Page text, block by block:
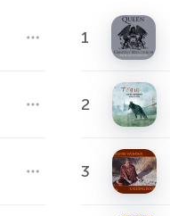
1
2
3